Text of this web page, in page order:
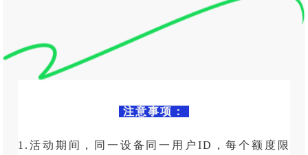
注意事项：
1.活动期间，同一设备同一用户ID，每个额度限